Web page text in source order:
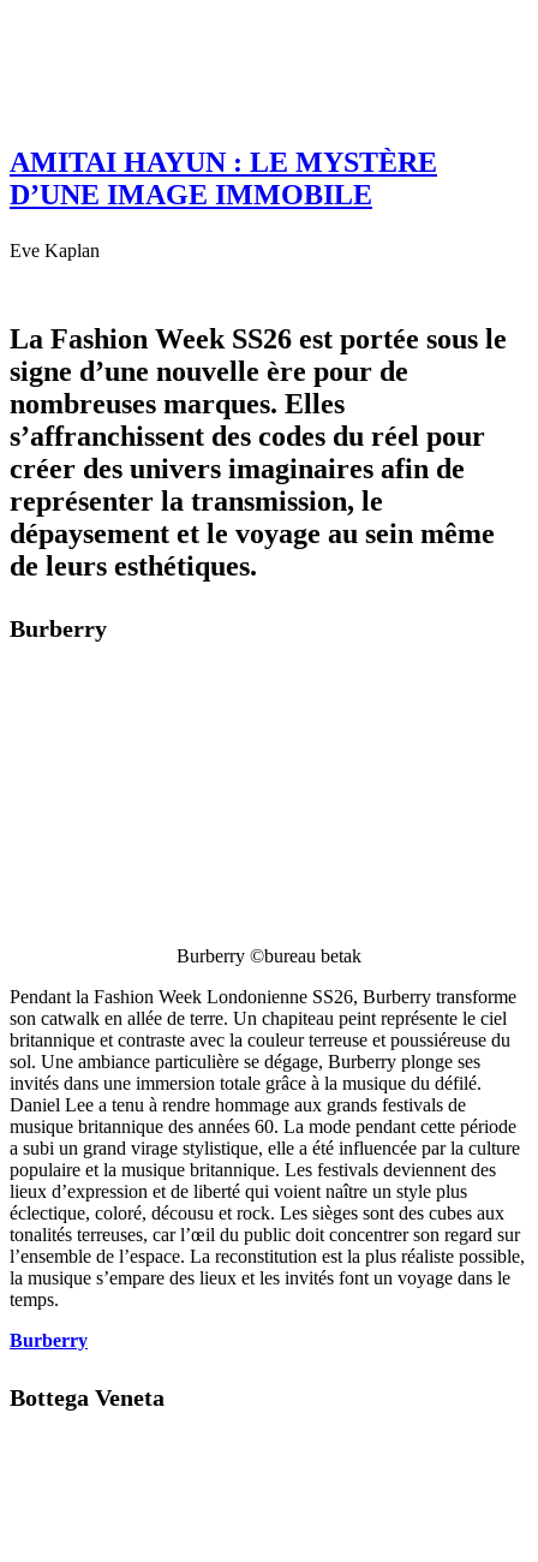
AMITAI HAYUN : LE MYSTÈRE
D’UNE IMAGE IMMOBILE
Eve Kaplan
La Fashion Week SS26 est portée sous le
signe d’une nouvelle ère pour de
nombreuses marques. Elles
s’affranchissent des codes du réel pour
créer des univers imaginaires afin de
représenter la transmission, le
dépaysement et le voyage au sein même
de leurs esthétiques.
Burberry
Burberry ©bureau betak
Pendant la Fashion Week Londonienne SS26, Burberry transforme
son catwalk en allée de terre. Un chapiteau peint représente le ciel
britannique et contraste avec la couleur terreuse et poussiéreuse du
sol. Une ambiance particulière se dégage, Burberry plonge ses
invités dans une immersion totale grâce à la musique du défilé.
Daniel Lee a tenu à rendre hommage aux grands festivals de
musique britannique des années 60. La mode pendant cette période
a subi un grand virage stylistique, elle a été influencée par la culture
populaire et la musique britannique. Les festivals deviennent des
lieux d’expression et de liberté qui voient naître un style plus
éclectique, coloré, décousu et rock. Les sièges sont des cubes aux
tonalités terreuses, car l’œil du public doit concentrer son regard sur
l’ensemble de l’espace. La reconstitution est la plus réaliste possible,
la musique s’empare des lieux et les invités font un voyage dans le
temps.
Burberry
Bottega Veneta